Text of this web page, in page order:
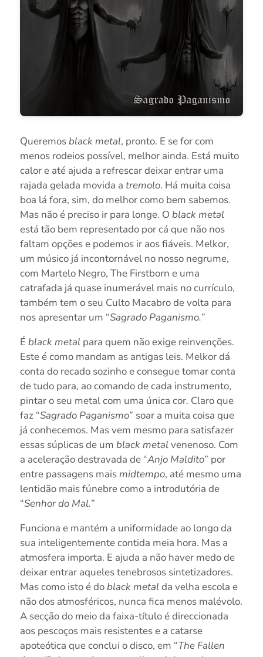
Queremosblack metal, pronto. E se for com
menos rodeios possível, melhor ainda. Está muito
calor e até ajuda a refrescar deixar entrar uma
rajada gelada movida a tremolo. Há muita coisa
boa lá fora, sim, do melhor como bem sabemos.
Mas não é preciso ir para longe. O black metal
está tão bem representado por cá que não nos
faltam opções e podemos ir aos fiáveis. Melkor,
um músico já incontornável no nosso negrume,
com Martelo Negro, The Firstborn e uma
catrafada já quase inumerável mais no currículo,
também tem o seu Culto Macabro de volta para
nos apresentar um “Sagrado Paganismo.”
É black metalpara quem não exige reinvenções.
Este é como mandam as antigas leis. Melkor dá
conta do recado sozinho e consegue tomar conta
de tudo para, ao comando de cada instrumento,
pintar o seu metal com uma única cor. Claro que
faz “Sagrado Paganismo” soar a muita coisa que
já conhecemos. Mas vem mesmo para satisfazer
essas súplicas de um black metalvenenoso. Com
a aceleração destravada de “Anjo Maldito” por
entre passagens maismidtempo, até mesmo uma
lentidão mais fúnebre como a introdutória de
“Senhor do Mal.”
Funciona e mantém a uniformidade ao longo da
sua inteligentemente contida meia hora. Mas a
atmosfera importa. E ajuda a não haver medo de
deixar entrar aqueles tenebrosos sintetizadores.
Mas como isto é doblack metalda velha escola e
não dos atmosféricos, nunca fica menos malévolo.
A secção do meio da faixa-título é direccionada
aos pescoços mais resistentes e a catarse
apoteótica que conclui o disco, em “The Fallen